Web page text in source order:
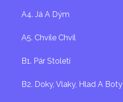
A4. Já A Dým
A5. Chvíle Chvil
B1. Pár Století
B2. Doky, Vlaky, Hlad A Boty